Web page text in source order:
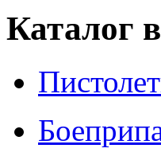
Каталог